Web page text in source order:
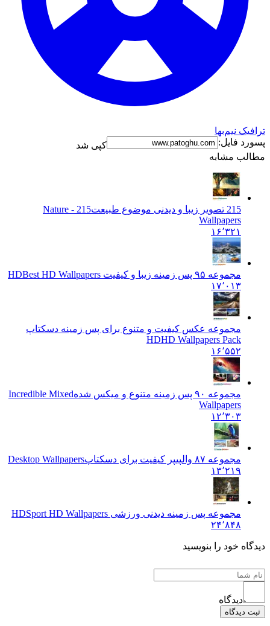
ترافیک نیم‌بها
پسورد فایل:
کپی شد
مطالب مشابه
215 تصویر زیبا و دیدنی موضوع طبیعت
215 - Nature
Wallpapers
۱۶٬۳۲۱
مجموعه ۹۵ پس زمینه زیبا و کیفیت HD
Best HD Wallpapers
۱۷٬۰۱۳
مجموعه عکس کیفیت و متنوع برای پس زمینه دسکتاپ
HDHD Wallpapers Pack
۱۶٬۵۵۲
مجموعه ۹۰ پس زمینه متنوع و میکس شده
Incredible Mixed
Wallpapers
۱۲٬۳۰۳
مجموعه ۸۷ والپیپر کیفیت برای دسکتاپ
Desktop Wallpapers
۱۳٬۲۱۹
مجموعه پس زمینه دیدنی ورزشی HD Sport HD Wallpapers
۲۴٬۸۴۸
دیدگاه خود را بنویسید
دیدگاه
ثبت دیدگاه